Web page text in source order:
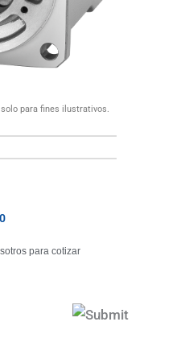
para fines ilustrativos.
para cotizar